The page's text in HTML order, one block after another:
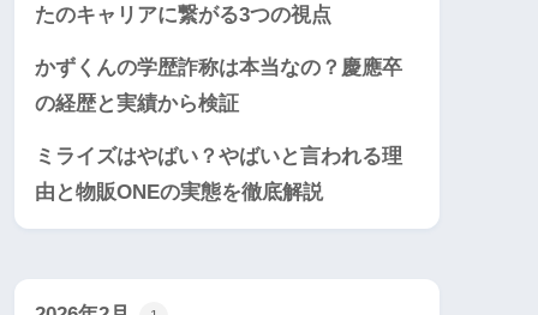
たのキャリアに繋がる3つの視点
かずくんの学歴詐称は本当なの？慶應卒
の経歴と実績から検証
ミライズはやばい？やばいと言われる理
由と物販ONEの実態を徹底解説